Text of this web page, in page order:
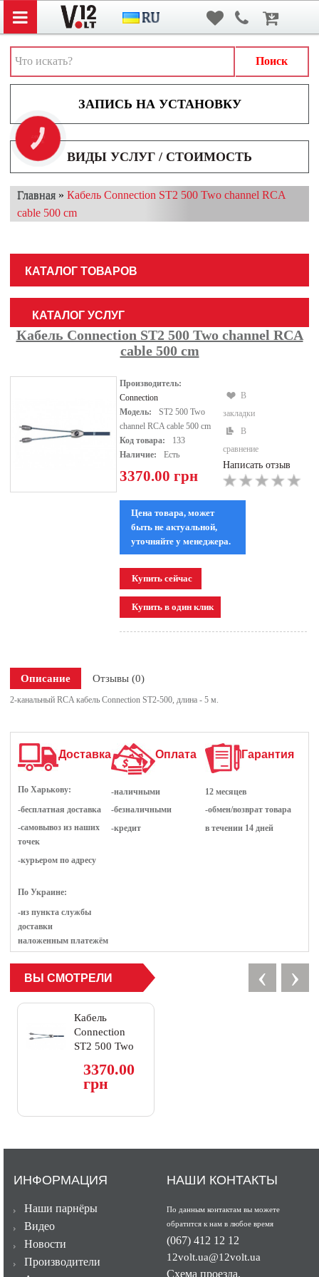
Поиск
ВИДЫ УСЛУГ / СТОИМОСТЬ
Вход/Регистрация
АВТОЗВУК
АКСЕССУАРЫ И ДОПОЛНИТЕЛЬНОЕ ОБОРУДОВАНИЕ
ВИДЕОРЕГИСТРАТОРЫ
НАВИГАТОРЫ
ПАРКОВОЧНЫЕ СИСТЕМЫ
Главная » Кабель Connection ST2 500 Two channel RCA
cable 500 cm
КАТАЛОГ ТОВАРОВ
КАТАЛОГ УСЛУГ
Кабель Connection ST2 500 Two channel RCA
cable 500 cm
Производитель:
Connection
Модель:
ST2 500 Two
channel RCA cable 500 cm
Код товара:
133
Наличие:
Есть
3370.00 грн
Цена товара, может
быть не актуальной,
уточняйте у менеджера.
В
закладки
В
сравнение
Написать отзыв
Описание Отзывы (0)
2-канальный RCA кабель Connection ST2-500, длина - 5 м.
Доставка
По Харькову:
-бесплатная доставка
-самовывоз из наших
точек
-курьером по адресу
По Украине:
-из пункта службы
доставки
наложенным платежём
Оплата
-наличными
-безналичными
-кредит
Гарантия
12 месяцев
-обмен/возврат товара
в течении 14 дней
ВЫ СМОТРЕЛИ ‹ ›
Кабель
Connection
ST2 500 Two
cable 500 cm
3370.00
грн
ИНФОРМАЦИЯ
Наши парнёры
Видео
Новости
Производители
НАШИ КОНТАКТЫ
По данным контактам вы можете
обратится к нам в любое время
(067) 412 12 12
12volt.ua@12volt.ua
Схема проезда.
КНОПКА
ЗВ'ЯЗКУ